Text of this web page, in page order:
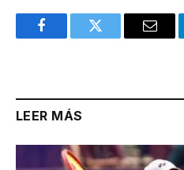
FacebookTwitter Email
LEER MÁS